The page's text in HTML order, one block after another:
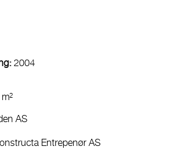
2004
AS
Entrepenør AS